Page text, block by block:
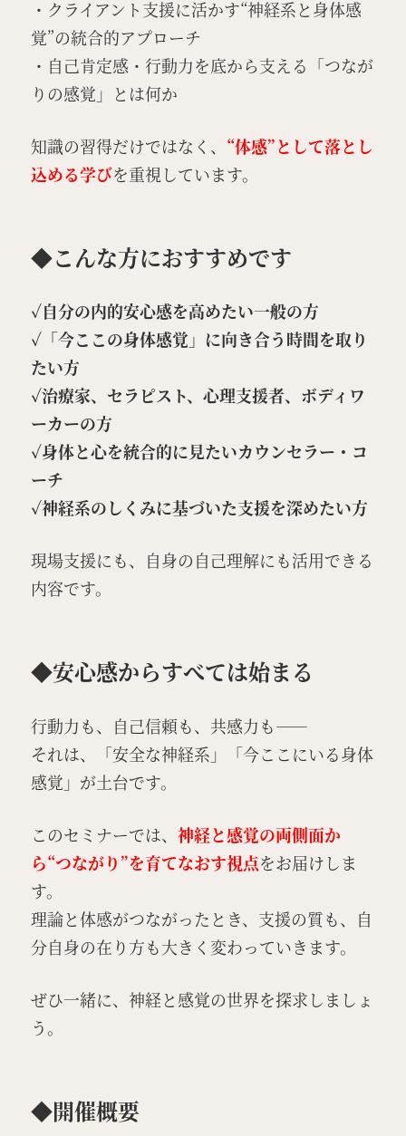
・クライアント支援に活かす“神経系と身体感
覚”の統合的アプローチ
・自己肯定感・行動力を底から支える「つなが
りの感覚」とは何か
知識の習得だけではなく、 “体感”として落とし
込める学びを重視しています。
◆こんな方におすすめです
✓自分の内的安心感を高めたい一般の方
✓「今ここの身体感覚」に向き合う時間を取り
たい方
✓治療家、セラピスト、心理支援者、ボディワ
ーカーの方
✓身体と心を統合的に見たいカウンセラー・コ
ーチ
✓神経系のしくみに基づいた支援を深めたい方
現場支援にも、自身の自己理解にも活用できる
内容です。
◆安心感からすべては始まる
行動力も、自己信頼も、共感力も――
それは、「安全な神経系」「今ここにいる身体
感覚」が土台です。
このセミナーでは、 神経と感覚の両側面か
ら“つながり”を育てなおす視点をお届けしま
す。
理論と体感がつながったとき、支援の質も、自
分自身の在り方も大きく変わっていきます。
ぜひ一緒に、神経と感覚の世界を探求しましょ
う。
◆開催概要